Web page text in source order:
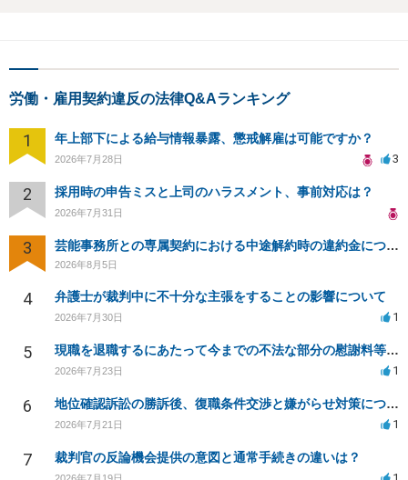
労働・雇用契約違反の法律Q&Aランキング
1 年上部下による給与情報暴露、懲戒解雇は可能ですか？
2026年7月28日 3
2 採用時の申告ミスと上司のハラスメント、事前対応は？
2026年7月31日
3 芸能事務所との専属契約における中途解約時の違約金について相談したいです
2026年8月5日
4 弁護士が裁判中に不十分な主張をすることの影響について
2026年7月30日 1
5 現職を退職するにあたって今までの不法な部分の慰謝料等は請求できるのか。
2026年7月23日 1
6 地位確認訴訟の勝訴後、復職条件交渉と嫌がらせ対策について
2026年7月21日 1
7 裁判官の反論機会提供の意図と通常手続きの違いは？